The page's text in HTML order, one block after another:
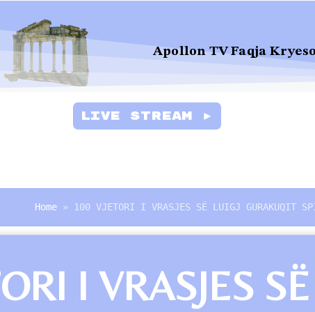
Apollon TV Faqja
Live Stream ►
Home » 100 VJETORI I VRASJES SË LUIGJ GURAKUQIT
I VRASJES